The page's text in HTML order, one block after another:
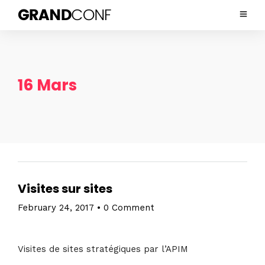
16 Mars
Visites sur sites
February 24, 2017 • 0 Comment
Visites de sites stratégiques par l’APIM